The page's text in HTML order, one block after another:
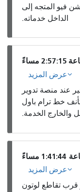
فيو المتجه إلى
الداخل خدماته.
عرض المزيد
عند منصة تدوير
خط ترام باول
والخارج الخدمة.
عرض المزيد
قرب تقاطع لوتون